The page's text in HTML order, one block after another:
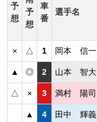
予
想
予
想
車
番
選手名
× △ 1 岡本 信一
▲ ◎ 2 山本 智大
△ × 3 満村 陽司
▲ 4 田中 輝義